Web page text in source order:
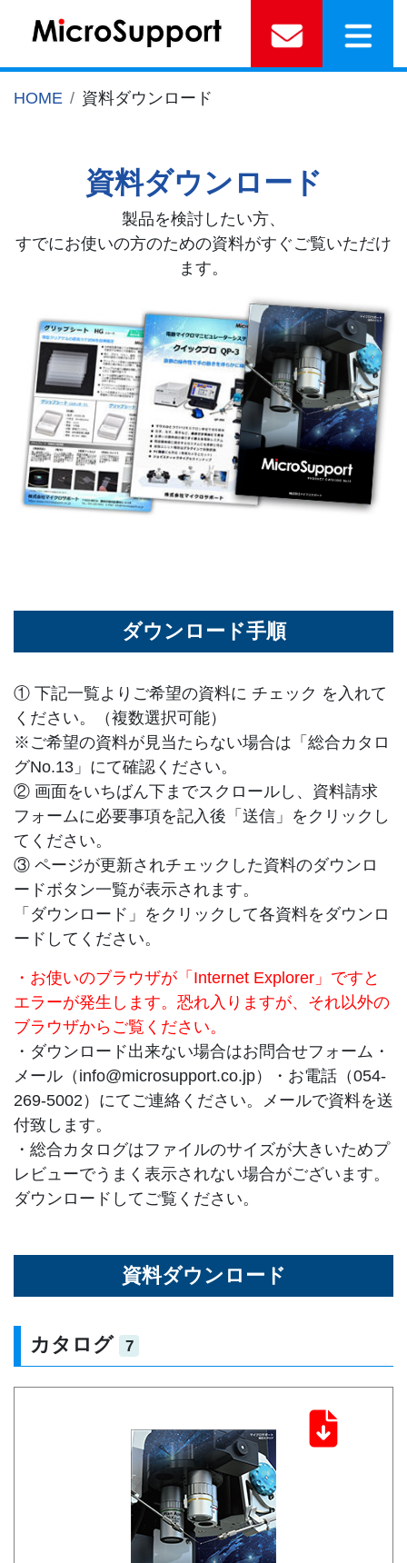
HOME 資料ダウンロード
資料ダウンロード
製品を検討したい方、
すでにお使いの方のための資料がすぐご覧いただけ
ます。
ダウンロード手順
① 下記一覧よりご希望の資料に チェック を入れて
ください。（複数選択可能）
※ご希望の資料が見当たらない場合は「総合カタロ
グNo.13」にて確認ください。
② 画面をいちばん下までスクロールし、資料請求
フォームに必要事項を記入後「送信」をクリックし
てください。
③ ページが更新されチェックした資料のダウンロ
ードボタン一覧が表示されます。
「ダウンロード」をクリックして各資料をダウンロ
ードしてください。
・お使いのブラウザが「Internet Explorer」ですと
エラーが発生します。恐れ入りますが、それ以外の
ブラウザからご覧ください。
・ダウンロード出来ない場合はお問合せフォーム・
メール（info@microsupport.co.jp）・お電話（054-
269-5002）にてご連絡ください。メールで資料を送
付致します。
・総合カタログはファイルのサイズが大きいためプ
レビューでうまく表示されない場合がございます。
ダウンロードしてご覧ください。
資料ダウンロード
カタログ 7